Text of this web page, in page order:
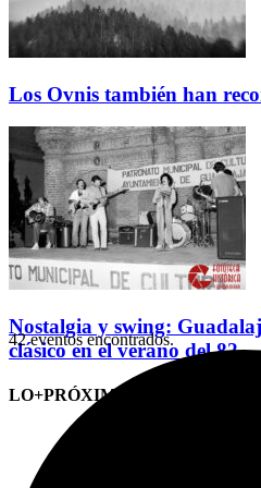
Los Ovnis también han
Nostalgia y swing:
clásico en el verano del 82
LO+PRÓXIMO (CITAS)
42 eventos encontrados.